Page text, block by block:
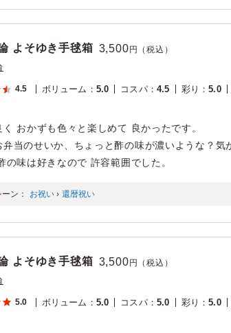
よそゆき手毬箱 3,500 円（税込）
4.5 ボリューム ： 5.0 コスパ： 4.5 彩り ：5.0
く おかずも色々と楽しめて 良かったです。
弁当のせいか、ちょっと酢の味が濃いような？気
の味は好きなので 許容範囲でした。
ン： お祝い › 還暦祝い
よそゆき手毬箱 3,500円（税込）
5.0 ボリューム ： 5.0 コスパ： 5.0 彩り ：5.0